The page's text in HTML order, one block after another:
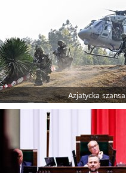
Azjatycka szansa